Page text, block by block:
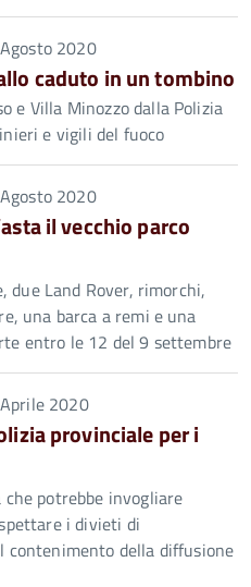
2020
caduto in un tombino
e Villa Minozzo dalla Polizia
e vigili del fuoco
2020
il vecchio parco
Land Rover, rimorchi,
una barca a remi e una
entro le 12 del 9 settembre
2020
provinciale per i
potrebbe invogliare
i divieti di
contenimento della diffusione